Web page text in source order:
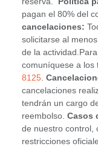
pagan el 80% del
cancelaciones:
solicitarse al
de la
comuníquese a los
8125
cancelaciones
tendrán un cargo
reembolso. Casos
de nuestro control,
restricciones